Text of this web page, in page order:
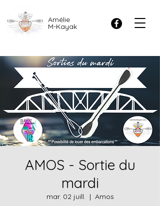
Amélie
M-Kayak
AMOS - Sortie du
mardi
mar. 02 juill.
  |
Amos